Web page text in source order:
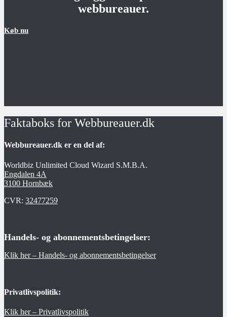
webbureauer.
Køb nu
Faktaboks for Webbureauer.dk
Webbureauer.dk er en del af:
Worldbiz Unlimited Cloud Wizard S.M.B.A.
Engdalen 4A
3100 Hornbæk
CVR: 32477259
Handels- og abonnementsbetingelser:
Klik her – Handels- og abonnementsbetingelser
Privatlivspolitik:
Klik her – Privatlivspolitik